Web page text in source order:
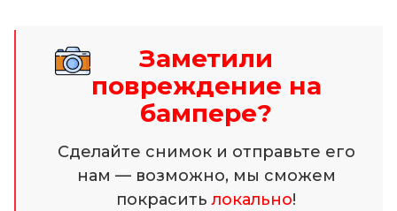
Заметили
повреждение на
бампере?
Сделайте снимок и отправьте его
нам — возможно, мы сможем
покраситьлокально!